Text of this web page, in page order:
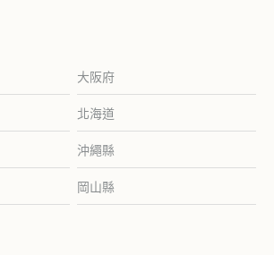
大阪府
北海道
沖繩縣
岡山縣